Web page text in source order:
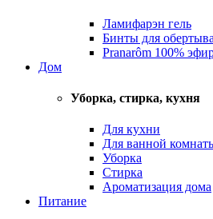
Ламифарэн гель
Бинты для
Pranarôm 100%
Дом
Уборка, стирка, кухня
Для кухни
Для ванной
Уборка
Стирка
Ароматизация дома
Питание